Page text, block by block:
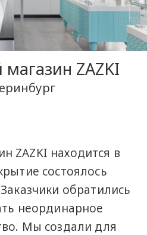
ZAZKI
ZAZKI находится в
состоялось
обратились
неординарное
Мы создали для